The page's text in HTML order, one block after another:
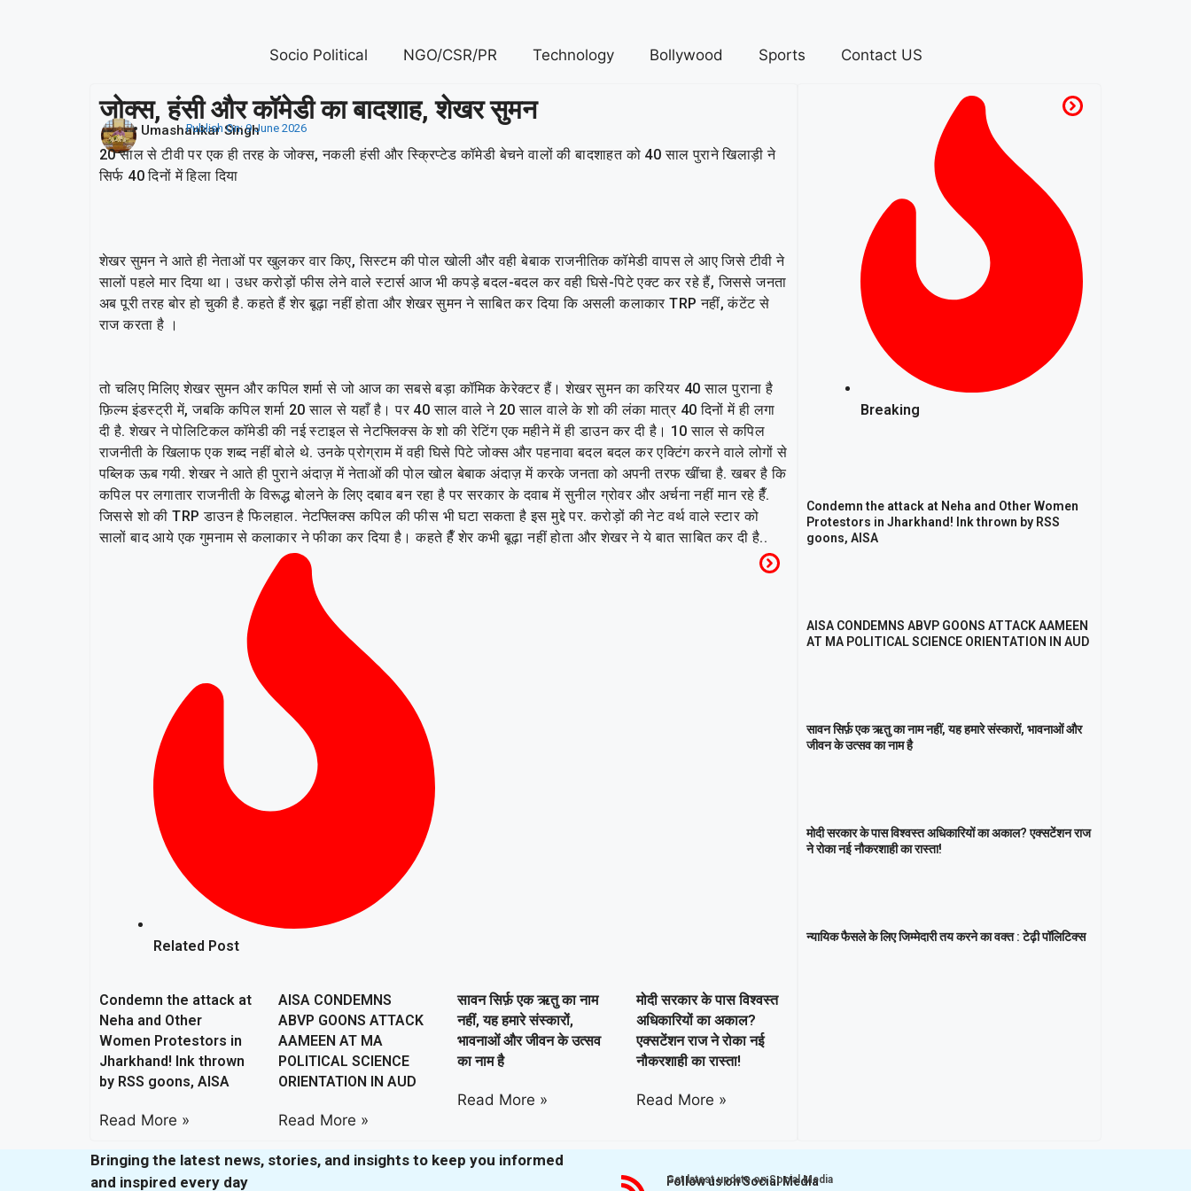
Socio Political NGO/CSR/PR Technology Bollywood Sports Contact US
जोक्स, हंसी और कॉमेडी का बादशाह, शेखर सुमन
Umashankar Singh
Publish On: 9 June 2026
20 साल से टीवी पर एक ही तरह के जोक्स, नकली हंसी और स्क्रिप्टेड कॉमेडी बेचने वालों की बादशाहत को 40 साल पुराने खिलाड़ी ने
सिर्फ 40 दिनों में हिला दिया
शेखर सुमन ने आते ही नेताओं पर खुलकर वार किए, सिस्टम की पोल खोली और वही बेबाक राजनीतिक कॉमेडी वापस ले आए जिसे टीवी ने
सालों पहले मार दिया था। उधर करोड़ों फीस लेने वाले स्टार्स आज भी कपड़े बदल-बदल कर वही घिसे-पिटे एक्ट कर रहे हैं, जिससे जनता
अब पूरी तरह बोर हो चुकी है. कहते हैं शेर बूढ़ा नहीं होता और शेखर सुमन ने साबित कर दिया कि असली कलाकार TRP नहीं, कंटेंट से
राज करता है ।
तो चलिए मिलिए शेखर सुमन और कपिल शर्मा से जो आज का सबसे बड़ा कॉमिक केरेक्टर हैं। शेखर सुमन का करियर 40 साल पुराना है
फ़िल्म इंडस्ट्री में, जबकि कपिल शर्मा 20 साल से यहाँ है। पर 40 साल वाले ने 20 साल वाले के शो की लंका मात्र 40 दिनों में ही लगा
दी है. शेखर ने पोलिटिकल कॉमेडी की नई स्टाइल से नेटफ्लिक्स के शो की रेटिंग एक महीने में ही डाउन कर दी है। 10 साल से कपिल
राजनीती के खिलाफ एक शब्द नहीं बोले थे. उनके प्रोग्राम में वही घिसे पिटे जोक्स और पहनावा बदल बदल कर एक्टिंग करने वाले लोगों से
पब्लिक ऊब गयी. शेखर ने आते ही पुराने अंदाज़ में नेताओं की पोल खोल बेबाक अंदाज़ में करके जनता को अपनी तरफ खींचा है. खबर है कि
कपिल पर लगातार राजनीती के विरूद्ध बोलने के लिए दबाव बन रहा है पर सरकार के दवाब में सुनील ग्रोवर और अर्चना नहीं मान रहे हैँ.
जिससे शो की TRP डाउन है फिलहाल. नेटफ्लिक्स कपिल की फीस भी घटा सकता है इस मुद्दे पर. करोड़ों की नेट वर्थ वाले स्टार को
सालों बाद आये एक गुमनाम से कलाकार ने फीका कर दिया है। कहते हैँ शेर कभी बूढ़ा नहीं होता और शेखर ने ये बात साबित कर दी है..
Related Post
Condemn the attack at
Neha and Other
Women Protestors in
Jharkhand! Ink thrown
by RSS goons, AISA
Read More »
AISA CONDEMNS
ABVP GOONS ATTACK
AAMEEN AT MA
POLITICAL SCIENCE
ORIENTATION IN AUD
Read More »
सावन सिर्फ़ एक ऋतु का नाम
नहीं, यह हमारे संस्कारों,
भावनाओं और जीवन के उत्सव
का नाम है
Read More »
मोदी सरकार के पास विश्वस्त
अधिकारियों का अकाल?
एक्सटेंशन राज ने रोका नई
नौकरशाही का रास्ता!
Read More »
Breaking
Condemn the attack at Neha and Other Women
Protestors in Jharkhand! Ink thrown by RSS
goons, AISA
AISA CONDEMNS ABVP GOONS ATTACK AAMEEN
AT MA POLITICAL SCIENCE ORIENTATION IN AUD
सावन सिर्फ़ एक ऋतु का नाम नहीं, यह हमारे संस्कारों, भावनाओं और
जीवन के उत्सव का नाम है
मोदी सरकार के पास विश्वस्त अधिकारियों का अकाल? एक्सटेंशन राज
ने रोका नई नौकरशाही का रास्ता!
न्यायिक फैसले के लिए जिम्मेदारी तय करने का वक्त : टेढ़ी पॉलिटिक्स
Bringing the latest news, stories, and insights to keep you informed
and inspired every day
Follow us on Social Media
Get latest update on Social Media